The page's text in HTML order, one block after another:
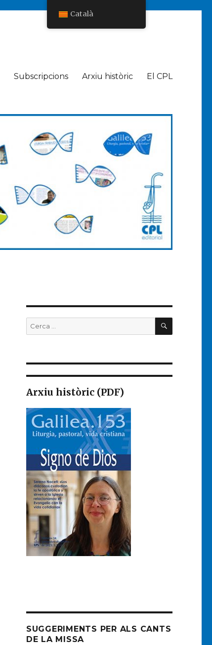
Subscripcions Arxiu històric El CPL
Buscar
per:
CERCA
Arxiu històric (PDF)
SUGGERIMENTS PER ALS CANTS
DE LA MISSA
Català